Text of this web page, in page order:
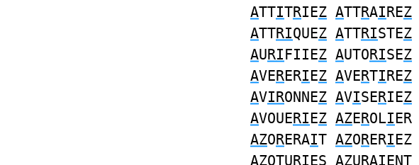
ATTITRIEZ ATTRAIREZ
ATTRIQUEZ ATTRISTEZ
AURIFIIEZ AUTORISEZ
AVERERIEZ AVERTIREZ
AVIRONNEZ AVISERIEZ
AVOUERIEZ AZEROLIER
AZORERAIT AZORERIEZ
AZOTURIES AZURAIENT